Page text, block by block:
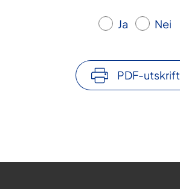
Ja Nei
PDF-utskrift